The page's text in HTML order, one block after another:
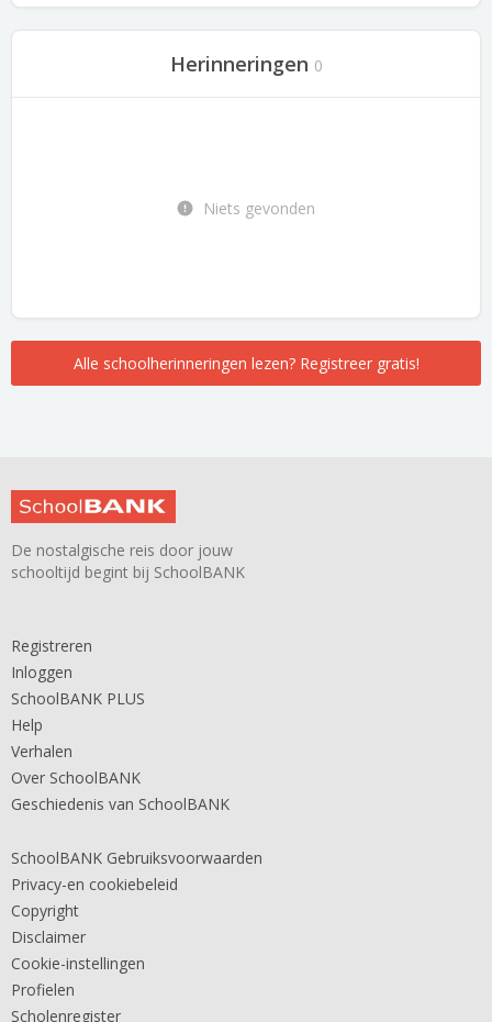
Herinneringen 0
Niets gevonden
Alle schoolherinneringen lezen? Registreer gratis!
De nostalgische reis door jouw
schooltijd begint bij SchoolBANK
Registreren
Inloggen
SchoolBANK PLUS
Help
Verhalen
Over SchoolBANK
Geschiedenis van SchoolBANK
SchoolBANK Gebruiksvoorwaarden
Privacy-en cookiebeleid
Copyright
Disclaimer
Cookie-instellingen
Profielen
Scholenregister